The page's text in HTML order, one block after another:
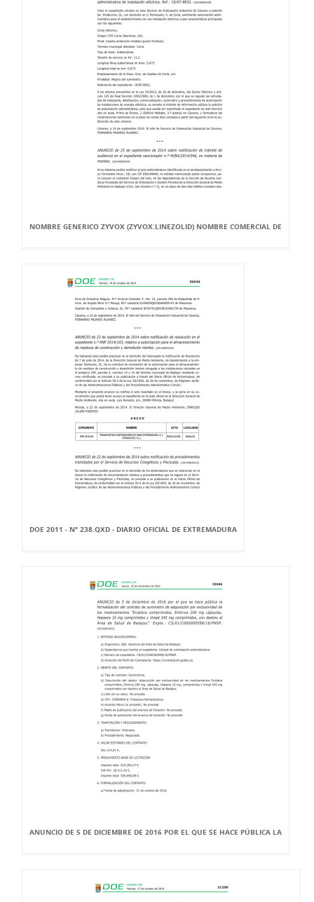
NOMBRE GENERICO ZYVOX (ZYVOX:LINEZOLID) NOMBRE COMERCIAL DE
DOE 2011 - Nº 238.QXD - DIARIO OFICIAL DE EXTREMADURA
ANUNCIO DE 5 DE DICIEMBRE DE 2016 POR EL QUE SE HACE PÚBLICA LA